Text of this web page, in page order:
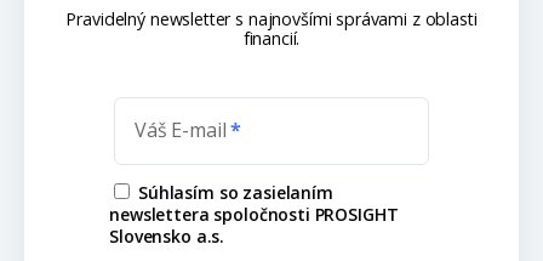
Pravidelný newsletter s najnovšími správami z oblasti
financií.
Váš E-mail
Súhlasím so zasielaním
newslettera spoločnosti PROSIGHT
Slovensko a.s.